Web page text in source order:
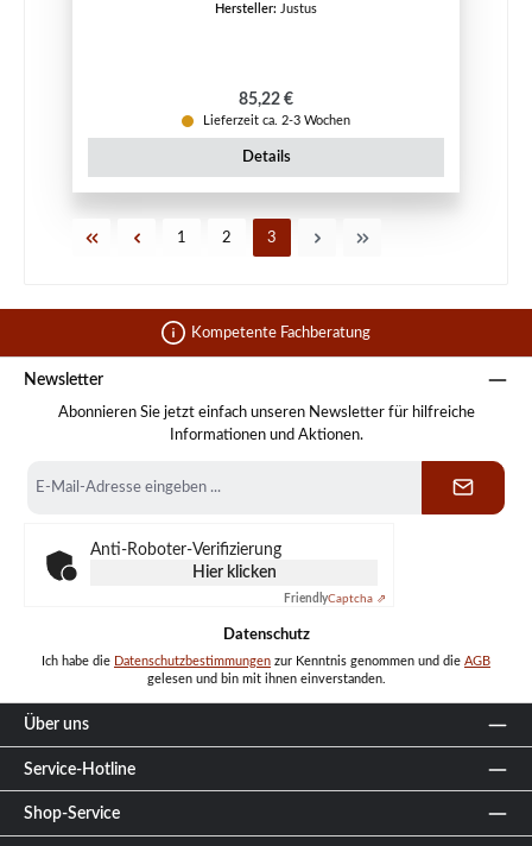
Hersteller: Justus
Regulärer Preis:
85,22 €
Lieferzeit ca. 2-3 Wochen
Details
Seite
1 Seite
2 Seite
3
Kompetente Fachberatung
Newsletter
Abonnieren Sie jetzt einfach unseren Newsletter für hilfreiche
Informationen und Aktionen.
Mail-
Anti-Roboter-Verifizierung
Hier klicken
FriendlyCaptcha ⇗
Datenschutz
Ich habe die Datenschutzbestimmungen zur Kenntnis genommen und die AGB
gelesen und bin mit ihnen einverstanden.
Über uns
Service-Hotline
Shop-Service